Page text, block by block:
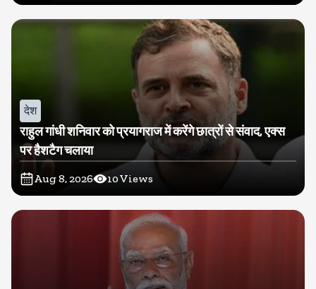
देश
राहुल गांधी शनिवार को प्रयागराज में करेंगे छात्रों से संवाद, एक्स
पर हैशटैग चलाया
Aug 8, 2026 10Views